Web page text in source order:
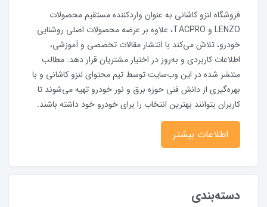
فروشگاه لنزو کاشانی به عنوان واردکننده مستقیم محصولات
LENZO و TACPRO، علاوه بر عرضه محصولات اصلی روشنایی
خودرو، تلاش می‌کند با انتشار مقالات تخصصی و آموزشی،
اطلاعات کاربردی و به‌روز در اختیار مشتریان قرار دهد. مطالب
منتشر شده در این وب‌سایت توسط تیم محتوای لنزو کاشانی و با
بهره‌گیری از دانش فنی حوزه برق و نور خودرو تهیه می‌شوند تا
کاربران بتوانند بهترین انتخاب را برای خودرو خود داشته باشند.
اطلاعات بیشتر
دسته‌بندی